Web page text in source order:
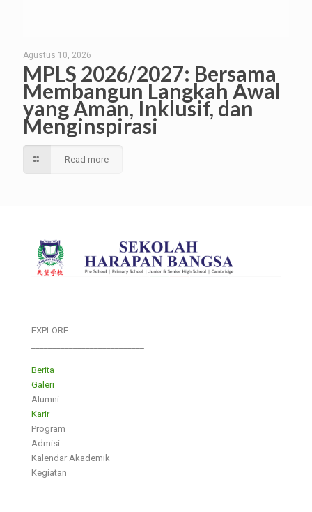
Agustus 10, 2026
MPLS 2026/2027: Bersama
Membangun Langkah Awal
yang Aman, Inklusif, dan
Menginspirasi
Read more
EXPLORE
Berita
Galeri
Alumni
Karir
Program
Admisi
Kalendar Akademik
Kegiatan